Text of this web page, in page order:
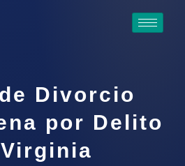
Divorcio
por Delito